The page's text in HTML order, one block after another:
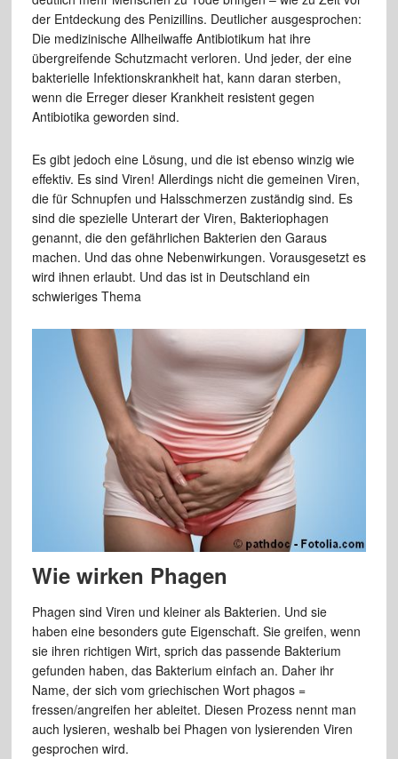
der Entdeckung des Penizillins. Deutlicher ausgesprochen:
Die medizinische Allheilwaffe Antibiotikum hat ihre
übergreifende Schutzmacht verloren. Und jeder, der eine
bakterielle Infektionskrankheit hat, kann daran sterben,
wenn die Erreger dieser Krankheit resistent gegen
Antibiotika geworden sind.
Es gibt jedoch eine Lösung, und die ist ebenso winzig wie
effektiv. Es sind Viren! Allerdings nicht die gemeinen Viren,
die für Schnupfen und Halsschmerzen zuständig sind. Es
sind die spezielle Unterart der Viren, Bakteriophagen
genannt, die den gefährlichen Bakterien den Garaus
machen. Und das ohne Nebenwirkungen. Vorausgesetzt es
wird ihnen erlaubt. Und das ist in Deutschland ein
schwieriges Thema
Wie wirken Phagen
Phagen sind Viren und kleiner als Bakterien. Und sie
haben eine besonders gute Eigenschaft. Sie greifen, wenn
sie ihren richtigen Wirt, sprich das passende Bakterium
gefunden haben, das Bakterium einfach an. Daher ihr
Name, der sich vom griechischen Wort phagos =
fressen/angreifen her ableitet. Diesen Prozess nennt man
auch lysieren, weshalb bei Phagen von lysierenden Viren
gesprochen wird.